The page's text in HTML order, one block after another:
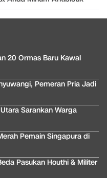
20 Ormas Baru Kawal
Pemeran Pria Jadi
Sarankan Warga
Pemain Singapura di
Pasukan Houthi & Militer